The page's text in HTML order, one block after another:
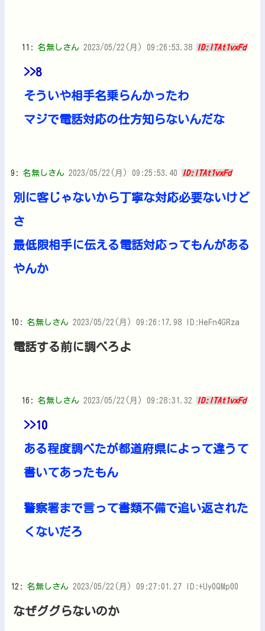
11: 名無しさん 2023/05/22(月) 09:26:53.38 ID:lTAt1vxFd
>>8
そういや相手名乗らんかったわ
マジで電話対応の仕方知らないんだな
9: 名無しさん 2023/05/22(月) 09:25:53.40 ID:lTAt1vxFd
別に客じゃないから丁寧な対応必要ないけど
さ
最低限相手に伝える電話対応ってもんがある
やんか
10: 名無しさん 2023/05/22(月) 09:26:17.98 ID:HeFn4GRza
電話する前に調べろよ
16: 名無しさん 2023/05/22(月) 09:28:31.32 ID:lTAt1vxFd
>>10
ある程度調べたが都道府県によって違うて
書いてあったもん
警察署まで言って書類不備で追い返された
くないだろ
12: 名無しさん 2023/05/22(月) 09:27:01.27 ID:+Uy0QMp00
なぜググらないのか